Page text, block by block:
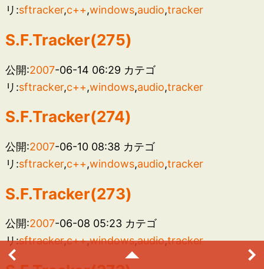
リ:sftracker,c++,windows,audio,tracker
S.F.Tracker(275)
公開:2007-06-14 06:29 カテゴ
リ:sftracker,c++,windows,audio,tracker
S.F.Tracker(274)
公開:2007-06-10 08:38 カテゴ
リ:sftracker,c++,windows,audio,tracker
S.F.Tracker(273)
公開:2007-06-08 05:23 カテゴ
リ:sftracker,c++,windows,audio,tracker